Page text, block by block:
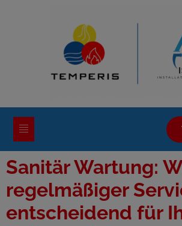
Sanitär Wartung:
regelmäßiger
entscheidend für